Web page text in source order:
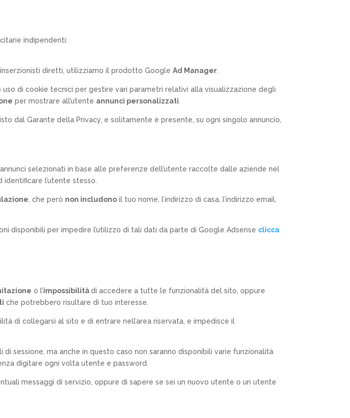
indipendenti:
diretti, utilizziamo il prodotto GoogleAd Manager
di cookie tecnici per gestire vari parametri relativi alla visualizzazione degli
per mostrare all’utente annunci personalizzati
dal Garante della Privacy, e solitamente è presente, su ogni singolo annuncio,
annunci selezionati in base alle preferenze dell’utente raccolte dalle aziende nel
l’utente stesso.
, che però non includono il tuo nome, l’indirizzo di casa, l’indirizzo email,
disponibili per impedire l’utilizzo di tali dati da parte di Google Adsense clicca
o l’impossibilitàdi accedere a tutte le funzionalità del sito, oppure
che potrebbero risultare di tuo interesse.
di collegarsi al sito e di entrare nell’area riservata, e impedisce il
sessione, ma anche in questo caso non saranno disponibili varie funzionalità
digitare ogni volta utente e password.
messaggi di servizio, oppure di sapere se sei un nuovo utente o un utente